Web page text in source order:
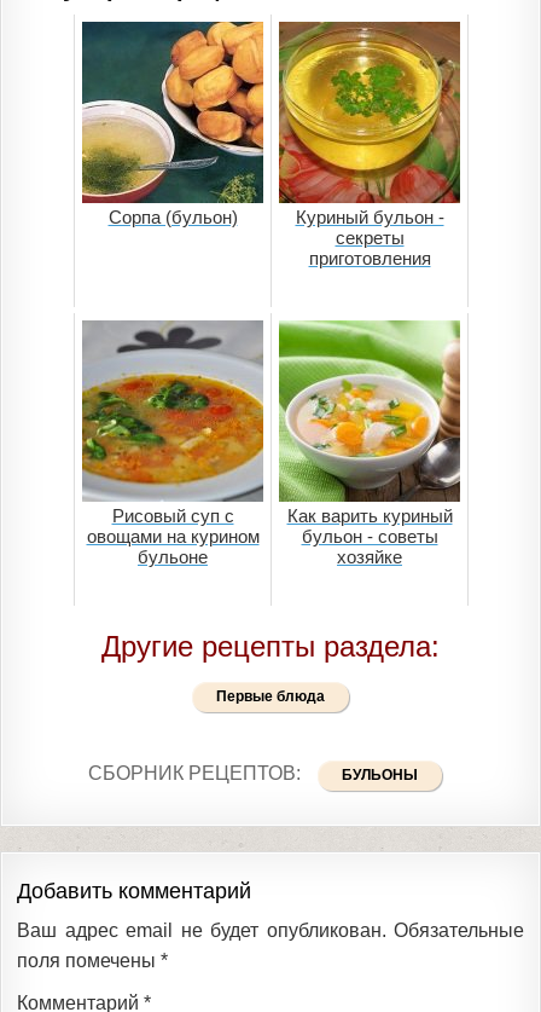
Сорпа (бульон)
Куриный бульон -
секреты
приготовления
Рисовый суп с
овощами на курином
бульоне
Как варить куриный
бульон - советы
хозяйке
Другие рецепты раздела:
Первые блюда
СБОРНИК РЕЦЕПТОВ: БУЛЬОНЫ
Добавить комментарий
Ваш адрес email не будет опубликован. Обязательные
поля помечены *
Комментарий *